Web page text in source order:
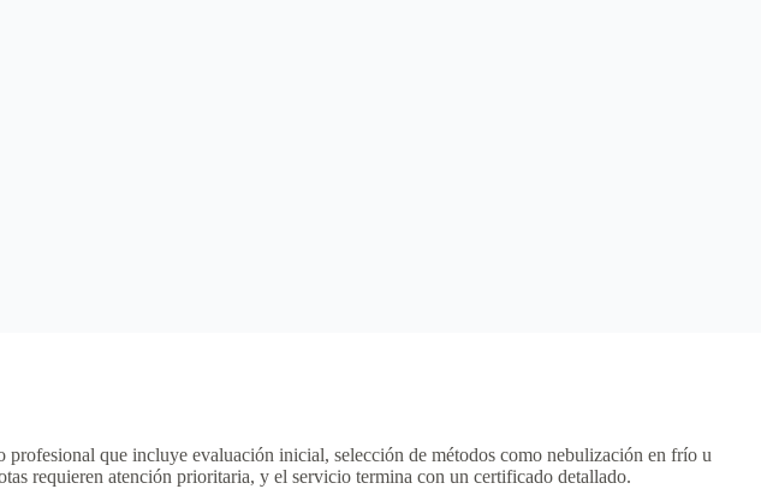
que incluye evaluación inicial, selección de métodos como nebulización en frío u
requieren atención prioritaria, y el servicio termina con un certificado detallado.